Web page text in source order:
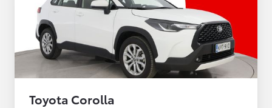
Toyota Corolla